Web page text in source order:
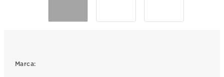
Marca:
4.
integral